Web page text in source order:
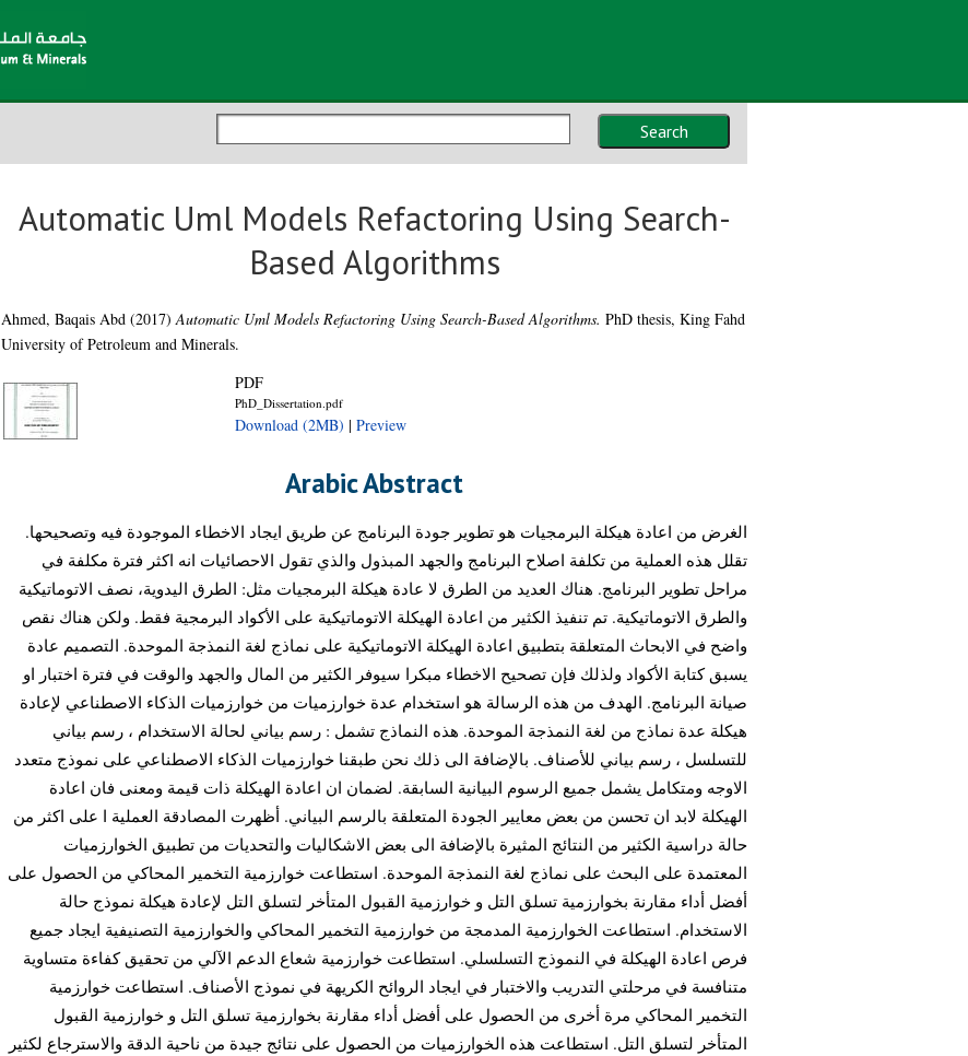
Search
Automatic Uml Models Refactoring Using Search-
Based Algorithms
Ahmed, Baqais Abd(2017)Automatic Uml Models Refactoring Using Search-Based Algorithms. PhD thesis, King Fahd
University of Petroleum and Minerals.
PDF
PhD_Dissertation.pdf
Download (2MB) | Preview
Arabic Abstract
الغرض من اعادة هيكلة البرمجيات هو تطوير جودة البرنامج عن طريق ايجاد الاخطاء الموجودة فيه وتصحيحها.
تقلل هذه العملية من تكلفة اصلاح البرنامج والجهد المبذول والذي تقول الاحصائيات انه اكثر فترة مكلفة في
مراحل تطوير البرنامج. هناك العديد من الطرق لا عادة هيكلة البرمجيات مثل: الطرق اليدوية، نصف الاتوماتيكية
والطرق الاتوماتيكية. تم تنفيذ الكثير من اعادة الهيكلة الاتوماتيكية على الأكواد البرمجية فقط. ولكن هناك نقص
واضح في الابحاث المتعلقة بتطبيق اعادة الهيكلة الاتوماتيكية على نماذج لغة النمذجة الموحدة. التصميم عادة
يسبق كتابة الأكواد ولذلك فإن تصحيح الاخطاء مبكرا سيوفر الكثير من المال والجهد والوقت في فترة اختبار او
صيانة البرنامج. الهدف من هذه الرسالة هو استخدام عدة خوارزميات من خوارزميات الذكاء الاصطناعي لإعادة
هيكلة عدة نماذج من لغة النمذجة الموحدة. هذه النماذج تشمل : رسم بياني لحالة الاستخدام ، رسم بياني
للتسلسل ، رسم بياني للأصناف. بالإضافة الى ذلك نحن طبقنا خوارزميات الذكاء الاصطناعي على نموذج متعدد
الاوجه ومتكامل يشمل جميع الرسوم البيانية السابقة. لضمان ان اعادة الهيكلة ذات قيمة ومعنى فان اعادة
الهيكلة لابد ان تحسن من بعض معايير الجودة المتعلقة بالرسم البياني. أظهرت المصادقة العملية ا على اكثر من
حالة دراسية الكثير من النتائج المثيرة بالإضافة الى بعض الاشكاليات والتحديات من تطبيق الخوارزميات
المعتمدة على البحث على نماذج لغة النمذجة الموحدة. استطاعت خوارزمية التخمير المحاكي من الحصول على
أفضل أداء مقارنة بخوارزمية تسلق التل و خوارزمية القبول المتأخر لتسلق التل لإعادة هيكلة نموذج حالة
الاستخدام. استطاعت الخوارزمية المدمجة من خوارزمية التخمير المحاكي والخوارزمية التصنيفية ايجاد جميع
فرص اعادة الهيكلة في النموذج التسلسلي. استطاعت خوارزمية شعاع الدعم الآلي من تحقيق كفاءة متساوية
متنافسة في مرحلتي التدريب والاختبار في ايجاد الروائح الكريهة في نموذج الأصناف. استطاعت خوارزمية
التخمير المحاكي مرة أخرى من الحصول على أفضل أداء مقارنة بخوارزمية تسلق التل و خوارزمية القبول
المتأخر لتسلق التل. استطاعت هذه الخوارزميات من الحصول على نتائج جيدة من ناحية الدقة والاسترجاع لكثير